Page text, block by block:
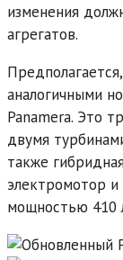
изменения
агрегатов.
аналогичными
Panamera. Это
двумя
также
электромотор
мощностью 410